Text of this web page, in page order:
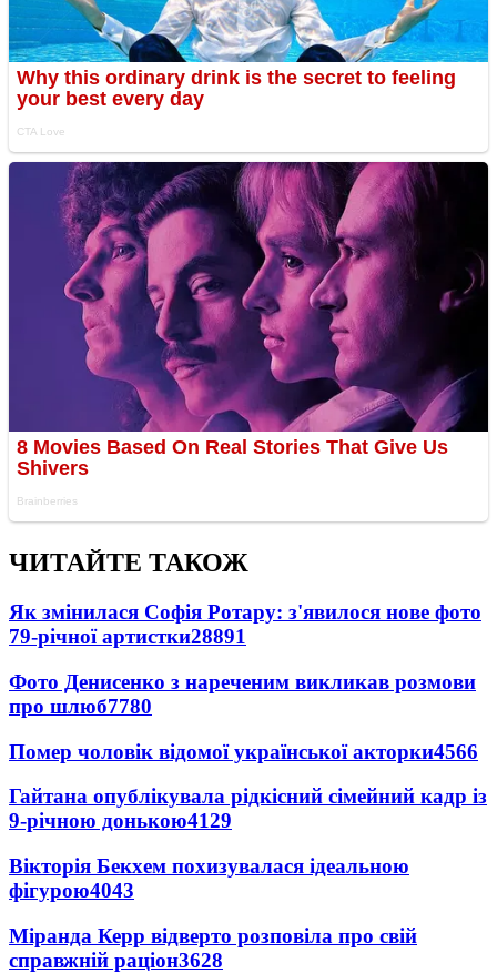
ЧИТАЙТЕ ТАКОЖ
Як змінилася Софія Ротару: з'явилося нове фото
79-річної артистки28891
Фото Денисенко з нареченим викликав розмови
про шлюб7780
Помер чоловік відомої української акторки4566
Гайтана опублікувала рідкісний сімейний кадр із
9-річною донькою4129
Вікторія Бекхем похизувалася ідеальною
фігурою4043
Міранда Керр відверто розповіла про свій
справжній раціон3628